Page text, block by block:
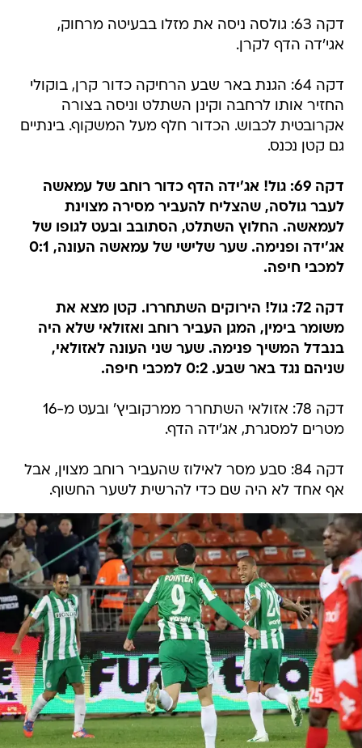
דקה 63: גולסה ניסה את מזלו בבעיטה מרחוק,
אגי'דה הדף לקרן.
דקה 64: הגנת באר שבע הרחיקה כדור קרן, בוקולי
החזיר אותו לרחבה וקינן השתלט וניסה בצורה
אקרובטית לכבוש. הכדור חלף מעל המשקוף. בינתיים
גם קטן נכנס.
דקה 69: גול! אג'ידה הדף כדור רוחב של עמאשה
לעבר גולסה, שהצליח להעביר מסירה מצוינת
לעמאשה. החלוץ השתלט, הסתובב ובעט לגופו של
אג'ידה ופנימה. שער שלישי של עמאשה העונה, 0:1
למכבי חיפה.
דקה 72: גול! הירוקים השתחררו. קטן מצא את
משומר בימין, המגן העביר רוחב ואזולאי שלא היה
בנבדל המשיך פנימה. שער שני העונה לאזולאי,
שניהם נגד באר שבע. 0:2 למכבי חיפה.
דקה 78: אזולאי השתחרר ממרקוביץ' ובעט מ-16
מטרים למסגרת, אג'ידה הדף.
דקה 84: סבע מסר לאילוז שהעביר רוחב מצוין, אבל
אף אחד לא היה שם כדי להרשית לשער החשוף.